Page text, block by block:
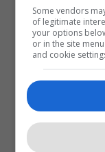
Kriza Në Ukrainë
Some vendors
of legitimate
your options
or in the site
and cookie